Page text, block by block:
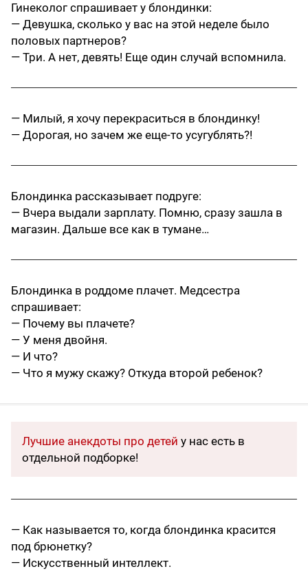
Гинеколог спрашивает у блондинки:
— Девушка, сколько у вас на этой неделе было
половых партнеров?
— Три. А нет, девять! Еще один случай вспомнила.
— Милый, я хочу перекраситься в блондинку!
— Дорогая, но зачем же еще-то усугублять?!
Блондинка рассказывает подруге:
— Вчера выдали зарплату. Помню, сразу зашла в
магазин. Дальше все как в тумане…
Блондинка в роддоме плачет. Медсестра
спрашивает:
— Почему вы плачете?
— У меня двойня.
— И что?
— Что я мужу скажу? Откуда второй ребенок?
Лучшие анекдоты про детей у нас есть в
отдельной подборке!
— Как называется то, когда блондинка красится
под брюнетку?
— Искусственный интеллект.